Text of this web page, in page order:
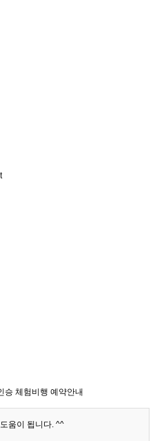
승 체험비행 예약안내
움이 됩니다. ^^